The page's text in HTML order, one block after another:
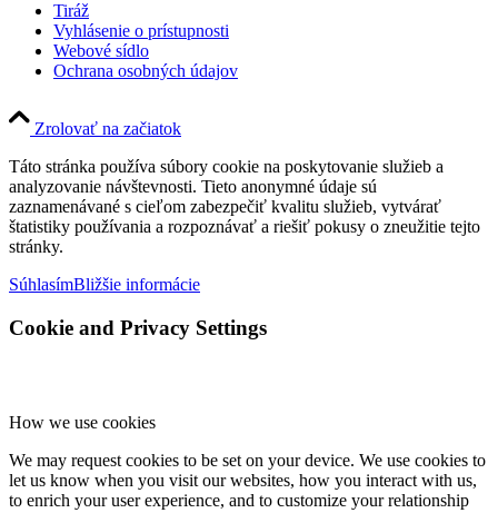
Tiráž
Vyhlásenie o prístupnosti
Webové sídlo
Ochrana osobných údajov
Zrolovať na začiatok
Táto stránka používa súbory cookie na poskytovanie služieb a
analyzovanie návštevnosti. Tieto anonymné údaje sú
zaznamenávané s cieľom zabezpečiť kvalitu služieb, vytvárať
štatistiky používania a rozpoznávať a riešiť pokusy o zneužitie tejto
stránky.
SúhlasímBližšie informácie
Cookie and Privacy Settings
How we use cookies
We may request cookies to be set on your device. We use cookies to
let us know when you visit our websites, how you interact with us,
to enrich your user experience, and to customize your relationship